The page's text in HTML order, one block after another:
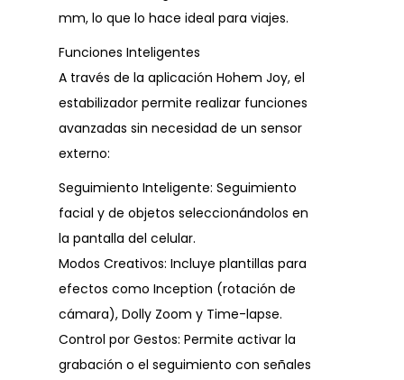
mm, lo que lo hace ideal para viajes.
Funciones Inteligentes
A través de la aplicación Hohem Joy, el
estabilizador permite realizar funciones
avanzadas sin necesidad de un sensor
externo:
Seguimiento Inteligente: Seguimiento
facial y de objetos seleccionándolos en
la pantalla del celular.
Modos Creativos: Incluye plantillas para
efectos como Inception (rotación de
cámara), Dolly Zoom y Time-lapse.
Control por Gestos: Permite activar la
grabación o el seguimiento con señales